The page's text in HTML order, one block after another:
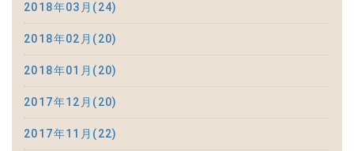
2018年03月(24)
2018年02月(20)
2018年01月(20)
2017年12月(20)
2017年11月(22)